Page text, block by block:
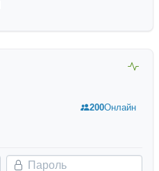
Пароль
200Онлайн